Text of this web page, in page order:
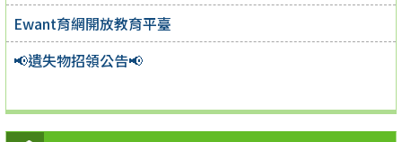
Ewant育網開放教育平臺
📢遺失物招領公告📢